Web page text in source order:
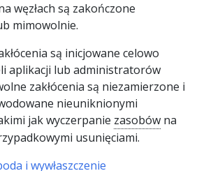
węzłach są zakończone
mimowolnie.
są inicjowane celowo
aplikacji lub administratorów
zakłócenia są niezamierzone i
nieuniknionymi
jak wyczerpanie zasobów na
usunięciami.
i wywłaszczenie